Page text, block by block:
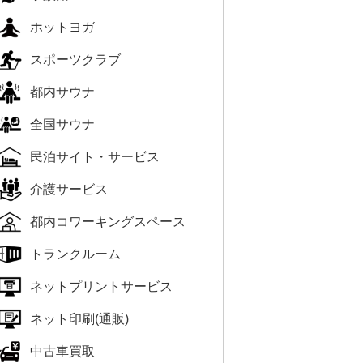
ホットヨガ
スポーツクラブ
都内サウナ
全国サウナ
民泊サイト・サービス
介護サービス
都内コワーキングスペース
トランクルーム
ネットプリントサービス
ネット印刷(通販)
中古車買取